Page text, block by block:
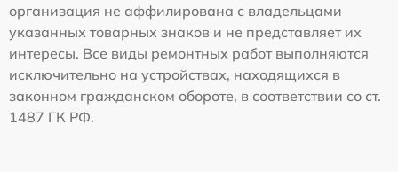
организация не аффилирована с владельцами
указанных товарных знаков и не представляет их
интересы. Все виды ремонтных работ выполняются
исключительно на устройствах, находящихся в
законном гражданском обороте, в соответствии со ст.
1487 ГК РФ.